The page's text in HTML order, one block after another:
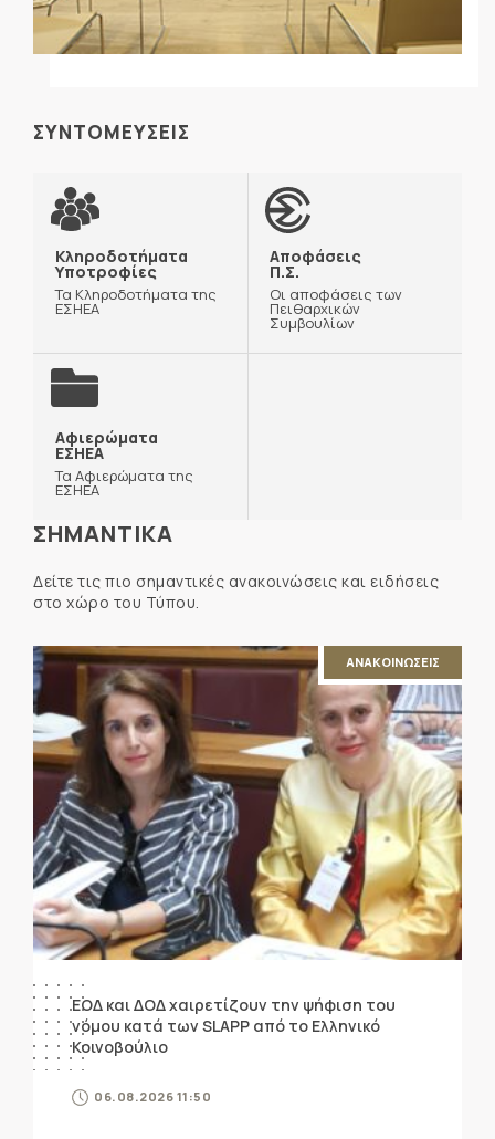
ΣΥΝΤΟΜΕΥΣΕΙΣ
Κληροδοτήματα
Υποτροφίες
Τα Κληροδοτήματα της
ΕΣΗΕΑ
Αποφάσεις
Π.Σ.
Οι αποφάσεις των
Πειθαρχικών
Συμβουλίων
Αφιερώματα
ΕΣΗΕΑ
Τα Αφιερώματα της
ΕΣΗΕΑ
ΣΗΜΑΝΤΙΚΑ
Δείτε τις πιο σημαντικές ανακοινώσεις και ειδήσεις
στο χώρο του Τύπου.
ΑΝΑΚΟΙΝΩΣΕΙΣ
ΕΟΔ και ΔΟΔ χαιρετίζουν την ψήφιση του
νόμου κατά των SLAPP από το Ελληνικό
Κοινοβούλιο
06.08.2026 11:50